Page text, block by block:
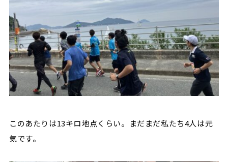
このあたりは13キロ地点くらい。まだまだ私たち4人は元
気です。